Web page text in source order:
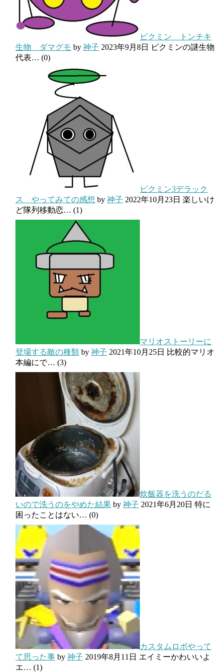
ピクミン トンチキ
生物 ダマグモ by 神子 2023年9月8日
ピクミンの謎生物
代表… (0)
ピクミン3デラック
ス やってみての感想 by 神子 2022年10月23日 楽しいけ
ど隊列移動恋… (1)
マリオストーリーに
登場する敵の種類 by 神子 2021年10月25日 比較的マリオ
本編にで… (3)
炊飯器を洗うのだる
いので洗うのをやめた結果 by 神子 2021年6月20日 特に
困ったことはない… (0)
カスタムロボやって
て思った事 by 神子 2019年8月11日 エイミーかわいいよ
エ… (1)